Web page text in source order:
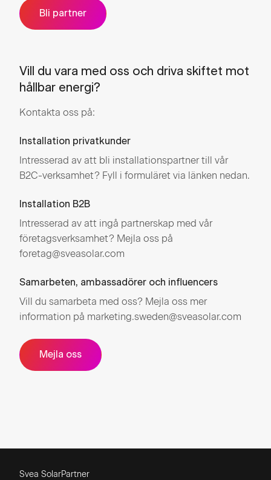
Bli partner
Vill du vara med oss och driva skiftet mot
hållbar energi?
Kontakta oss på:
Installation privatkunder
Intresserad av att bli installationspartner till vår
B2C-verksamhet? Fyll i formuläret via länken nedan.
Installation B2B
Intresserad av att ingå partnerskap med vår
företagsverksamhet? Mejla oss på
foretag@sveasolar.com
Samarbeten, ambassadörer och influencers
Vill du samarbeta med oss? Mejla oss mer
information på marketing.sweden@sveasolar.com
Mejla oss
Svea SolarPartner